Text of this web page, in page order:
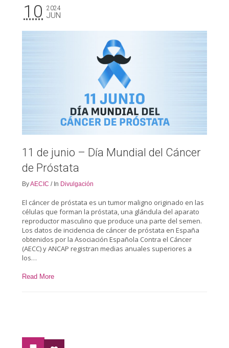
10 2024
JUN
11 de junio – Día Mundial del Cáncer
de Próstata
ByAECIC / In Divulgación
El cáncer de próstata es un tumor maligno originado en las
células que forman la próstata, una glándula del aparato
reproductor masculino que produce una parte del semen.
Los datos de incidencia de cáncer de próstata en España
obtenidos por la Asociación Española Contra el Cáncer
(AECC) y ANCAP registran medias anuales superiores a
los…
Read More